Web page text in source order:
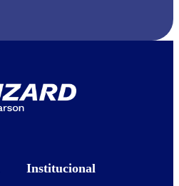
Institucional